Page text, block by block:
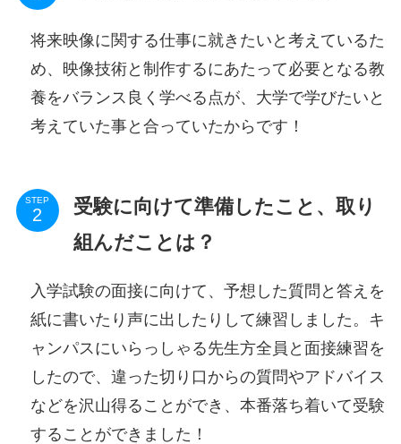
将来映像に関する仕事に就きたいと考えているた
め、映像技術と制作するにあたって必要となる教
養をバランス良く学べる点が、大学で学びたいと
考えていた事と合っていたからです！
STEP
受験に向けて準備したこと、取り
組んだことは？
入学試験の面接に向けて、予想した質問と答えを
紙に書いたり声に出したりして練習しました。キ
ャンパスにいらっしゃる先生方全員と面接練習を
したので、違った切り口からの質問やアドバイス
などを沢山得ることができ、本番落ち着いて受験
することができました！